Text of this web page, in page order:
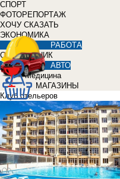
СПОРТ
ФОТОРЕПОРТАЖ
ХОЧУ СКАЗАТЬ
ЭКОНОМИКА
РАБОТА
СПРАВОЧНИК
АВТО
Медицина
МАГАЗИНЫ
Клуб отельеров